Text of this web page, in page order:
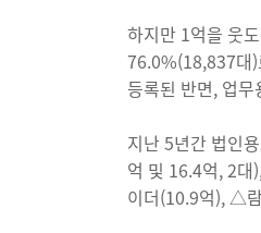
하지만 1억을 웃
76.0%(18,837대)
등록된 반면, 업
지난 5년간 법인
억 및 16.4억, 2
이더(10.9억), △